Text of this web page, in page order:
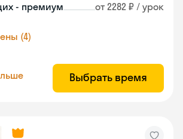
- премиум от 2282 ₽ / урок
(4)
Выбрать время